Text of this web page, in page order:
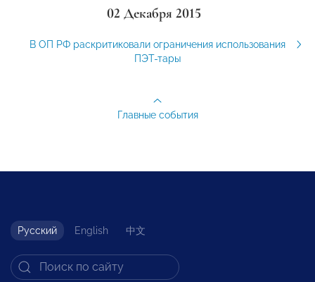
02 Декабря 2015
В ОП РФ раскритиковали ограничения использования
ПЭТ-тары
Главные события
Русский English 中文